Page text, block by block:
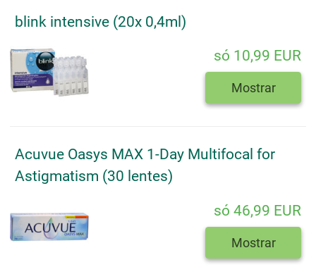
blink intensive (20x 0,4ml)
só 10,99 EUR
Mostrar
Acuvue Oasys MAX 1-Day Multifocal for
Astigmatism (30 lentes)
só 46,99 EUR
Mostrar